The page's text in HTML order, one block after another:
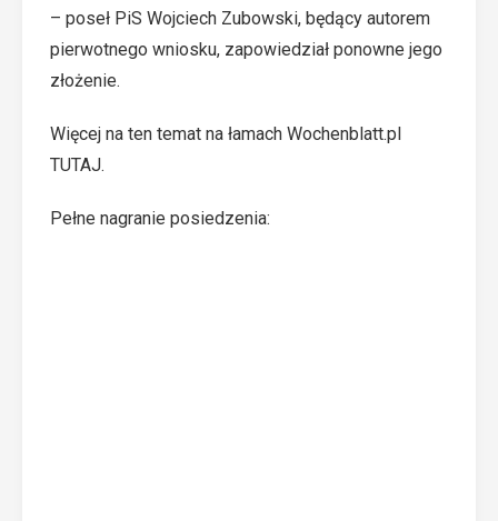
– poseł PiS Wojciech Zubowski, będący autorem
pierwotnego wniosku, zapowiedział ponowne jego
złożenie.
Więcej na ten temat na łamach Wochenblatt.pl
TUTAJ.
Pełne nagranie posiedzenia: